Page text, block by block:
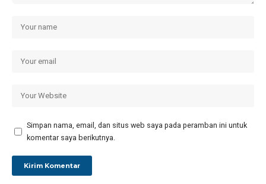
Simpan nama, email, dan situs web saya pada peramban ini untuk
komentar saya berikutnya.